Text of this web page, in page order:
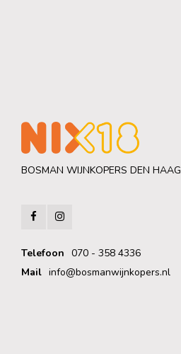
BOSMAN WIJNKOPERS DEN HAAG
Telefoon 070 - 358 4336
Mail info@bosmanwijnkopers.nl